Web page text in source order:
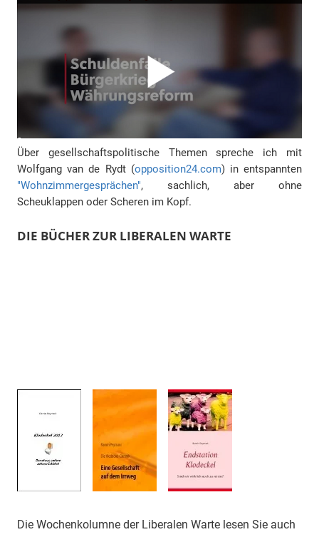
Über gesellschaftspolitische Themen spreche ich mit
Wolfgang van de Rydt (opposition24.com) in entspannten
"Wohnzimmergesprächen", sachlich, aber ohne
Scheuklappen oder Scheren im Kopf.
DIE BÜCHER ZUR LIBERALEN WARTE
Die Wochenkolumne der Liberalen Warte lesen Sie auch